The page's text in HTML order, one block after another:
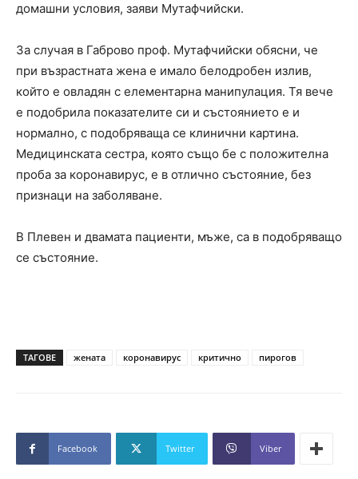
домашни условия, заяви Мутафчийски.
За случая в Габрово проф. Мутафчийски обясни, че
при възрастната жена е имало белодробен излив,
който е овладян с елементарна манипулация. Тя вече
е подобрила показателите си и състоянието е и
нормално, с подобряваща се клинични картина.
Медицинската сестра, която също бе с положителна
проба за коронавирус, е в отлично състояние, без
признаци на заболяване.
В Плевен и двамата пациенти, мъже, са в подобряващо
се състояние.
ТАГОВЕ жената коронавирус критично пирогов
Facebook Twitter Viber